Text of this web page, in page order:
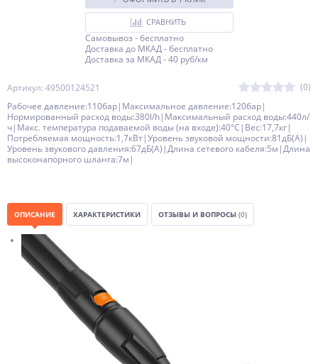
Артикул: 49500124521 (0)
Рабочее давление:110бар|Максимальное давление:120бар|
Нормированный расход воды:380l/h|Максимальный расход воды:440л/
ч|Макс. температура подаваемой воды (на входе):40°С|Вес:17,7кг|
Потребляемая мощность:1,7кВт|Уровень звуковой мощности:81дБ(A)|
Уровень звукового давления:67дБ(A)|Длина сетевого кабеля:5м|Длина
высоконапорного шланга:7м|
СРАВНИТЬ
Самовывоз - бесплатно
Доставка до МКАД - бесплатно
Доставка за МКАД - 40 руб/км
ОПИСАНИЕ ХАРАКТЕРИСТИКИ ОТЗЫВЫ И ВОПРОСЫ (0)